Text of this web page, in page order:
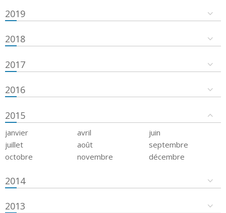
2019
2018
2017
2016
2015
janvier avril
juin
juillet
août
septembre
octobre
novembre décembre
2014
2013